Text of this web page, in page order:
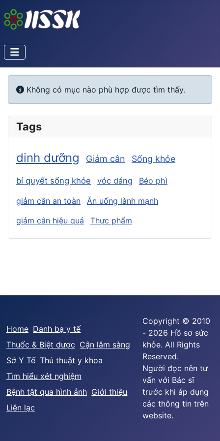
Info
Không có mục nào phù hợp được tìm thấy.
Tags
dinh dưỡng Giảm cân Sống khỏe
bí quyết sống khỏe vóc dáng Béo phì
giảm cân an toàn
Ăn uống lành mạnh
giảm cân hiệu quả
Thực phẩm
Home Danh bạ y tế
Thuốc & Biệt dược Cận lâm sàng
Sở Y Tế Thủ thuật y khoa
Tìm hiểu xét nghiệm
Bệnh tật qua hình ảnh Giới thiệu
Liên lạc
Copyright © 2010
- 2026 Hồ sơ sức
khỏe. All Rights
Reserved.
Người đọc nên tư
vấn với Bác sĩ
trước khi áp dụng
các thông tin trên
website.